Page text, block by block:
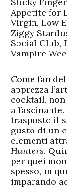
Sticky
Appetite for
Virgin, Low
Ziggy
Social Club,
Vampire
Come fan
apprezza
cocktail,
trasposto il
gusto di un
elementi
Hunters.
per quei
spesso, in
imparando